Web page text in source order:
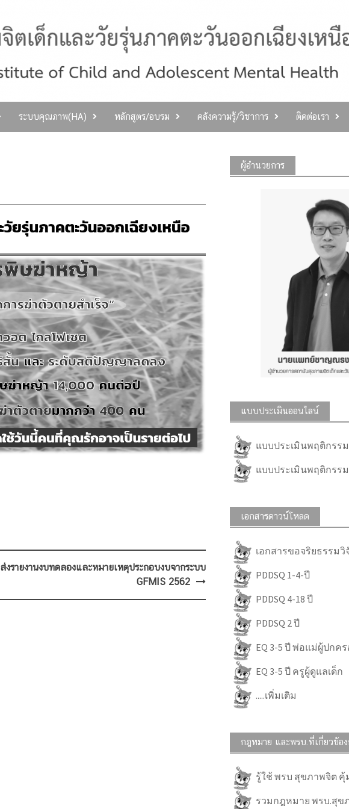
ระบบคุณภาพ(HA) หลักสูตร/อบรม คลังความรู้/วิชาการ ติดต่อเรา
ส่งรายงานงบทดลองและหมายเหตุประกอบงบจากระบบ
GFMIS 2562
ผู้อำนวยการ
แบบประเมินออนไลน์
แบบประเมินพฤติกรร
แบบประเมินพฤติกรรม
เอกสารดาวน์โหลด
เอกสารขอจริยธรรม
PDDSQ 1-4-ปี
PDDSQ 4-18 ปี
PDDSQ 2 ปี
EQ 3-5 ปี พ่อแม่ผู้ปกคร
EQ 3-5 ปี ครูผู้ดูแลเด็ก
.....เพิ่มเติม
กฎหมาย และพรบ.ที่เกี่ยวข้อ
รู้ใช้ พรบ สุขภาพจิต
รวมกฎหมาย พรบ.สุข